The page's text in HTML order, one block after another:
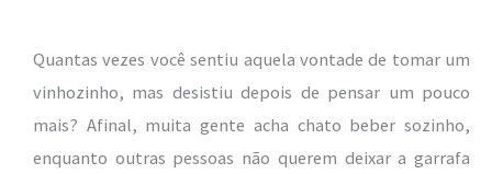
Quantas vezes você sentiu aquela vontade de tomar um
vinhozinho, mas desistiu depois de pensar um pouco
mais? Afinal, muita gente acha chato beber sozinho,
enquanto outras pessoas não querem deixar a garrafa